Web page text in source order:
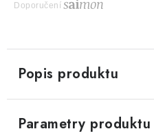
Doporučení
Popis produktu
Parametry produktu